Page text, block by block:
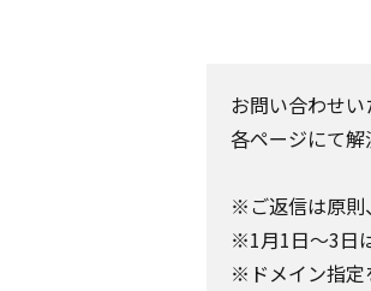
お問い合わせ
各ページにて
※ご返信は原則
※1月1日～3日
※ドメイン指定